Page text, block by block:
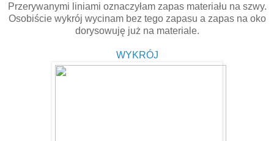
Przerywanymi liniami oznaczyłam zapas materiału na szwy.
Osobiście wykrój wycinam bez tego zapasu a zapas na oko
dorysowuję już na materiale.
WYKRÓJ